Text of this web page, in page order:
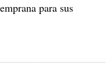
para sus